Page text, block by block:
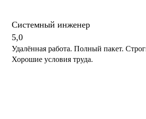
Системный инженер
5,0
Удалённая работа. Полный пакет.
Хорошие условия труда.